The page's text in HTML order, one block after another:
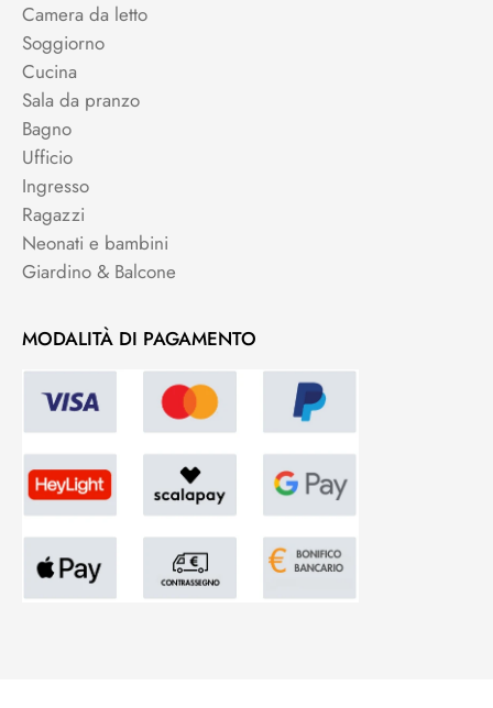
Camera da letto
Soggiorno
Cucina
Sala da pranzo
Bagno
Ufficio
Ingresso
Ragazzi
Neonati e bambini
Giardino & Balcone
MODALITÀ DI PAGAMENTO